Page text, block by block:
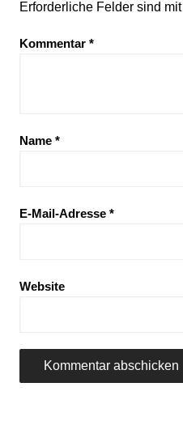
Erforderliche Felder sind mit
Kommentar *
Name *
E-Mail-Adresse *
Website